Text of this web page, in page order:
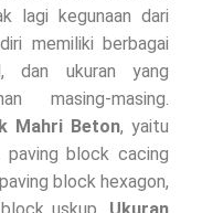
lagi kegunaan dari
memiliki berbagai
dan ukuran yang
masing-masing.
Mahri Beton, yaitu
block cacing
block hexagon,
uskup. Ukuran